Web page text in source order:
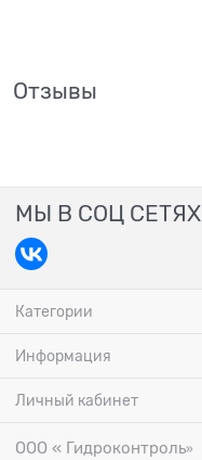
Отзывы
МЫ В СОЦ СЕТЯХ
Категории
Информация
Личный кабинет
ООО « Гидроконтроль»